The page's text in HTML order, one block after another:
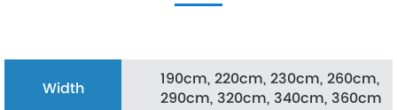
Width
190cm, 220cm, 230cm, 260cm,
290cm, 320cm, 340cm, 360cm